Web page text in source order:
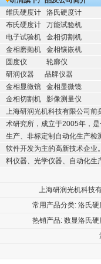
维氏硬度计
洛氏硬度计
布氏硬度计
万能试验机
电子试验机
金相切割机
金相磨抛机
金相镶嵌机
圆度仪
轮廓仪
研润仪器
品牌仪器
金相显微镜
金相显微镜
金相切割机
影像测量仪
上海研润光机科技有限公司前
术研究所，成立于2005年，是
生产、非标定制自动化生产检
软件开发为主的高新技术企业
料仪器、光学仪器、自动化生
上海研润光机科技
常用产品分类: 洛氏硬
热销产品: 数显洛氏硬